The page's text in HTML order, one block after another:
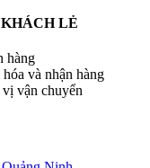
LẺ
hàng
và nhận hàng
vận chuyển